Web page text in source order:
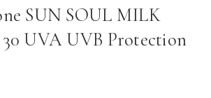
SUN SOUL MILK
30 UVA UVB Protection